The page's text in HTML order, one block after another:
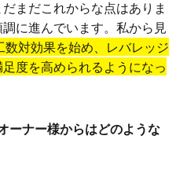
まだこれからな点はありま
に進んでいます。私から見
対効果を始め、レバレッジ
度を高められるようになっ
ーナー様からはどのような